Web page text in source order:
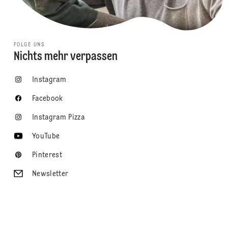
FOLGE UNS
Nichts mehr verpassen
Instagram
Facebook
Instagram Pizza
YouTube
Pinterest
Newsletter